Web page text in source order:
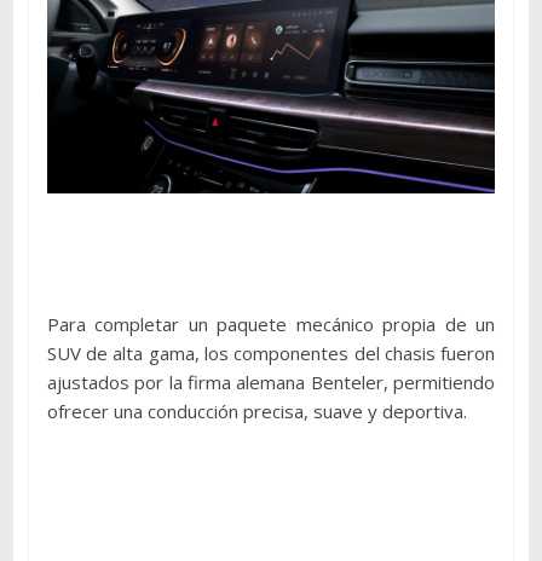
Para completar un paquete mecánico propia de un
SUV de alta gama, los componentes del chasis fueron
ajustados por la firma alemana Benteler, permitiendo
ofrecer una conducción precisa, suave y deportiva.